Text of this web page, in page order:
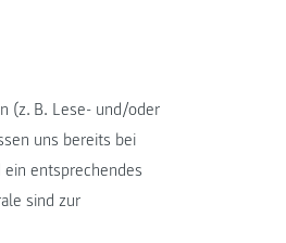
(z. B. Lese- und/oder
uns bereits bei
entsprechendes
sind zur